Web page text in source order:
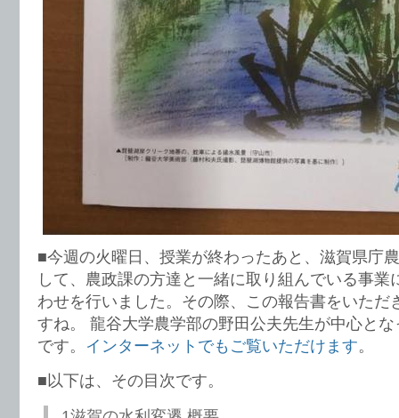
■今週の火曜日、授業が終わったあと、滋賀県庁
して、農政課の方達と一緒に取り組んでいる事業
わせを行いました。その際、この報告書をいただ
すね。 龍谷大学農学部の野田公夫先生が中心と
です。 インターネットでもご覧いただけます。
■以下は、その目次です。